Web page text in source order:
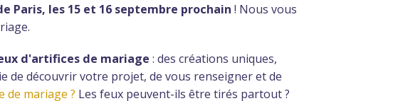
Paris, les 15 et 16 septembre prochain ! Nous vous
d'artifices de mariage : des créations uniques,
de découvrir votre projet, de vous renseigner et de
de mariage ? Les feux peuvent-ils être tirés partout ?